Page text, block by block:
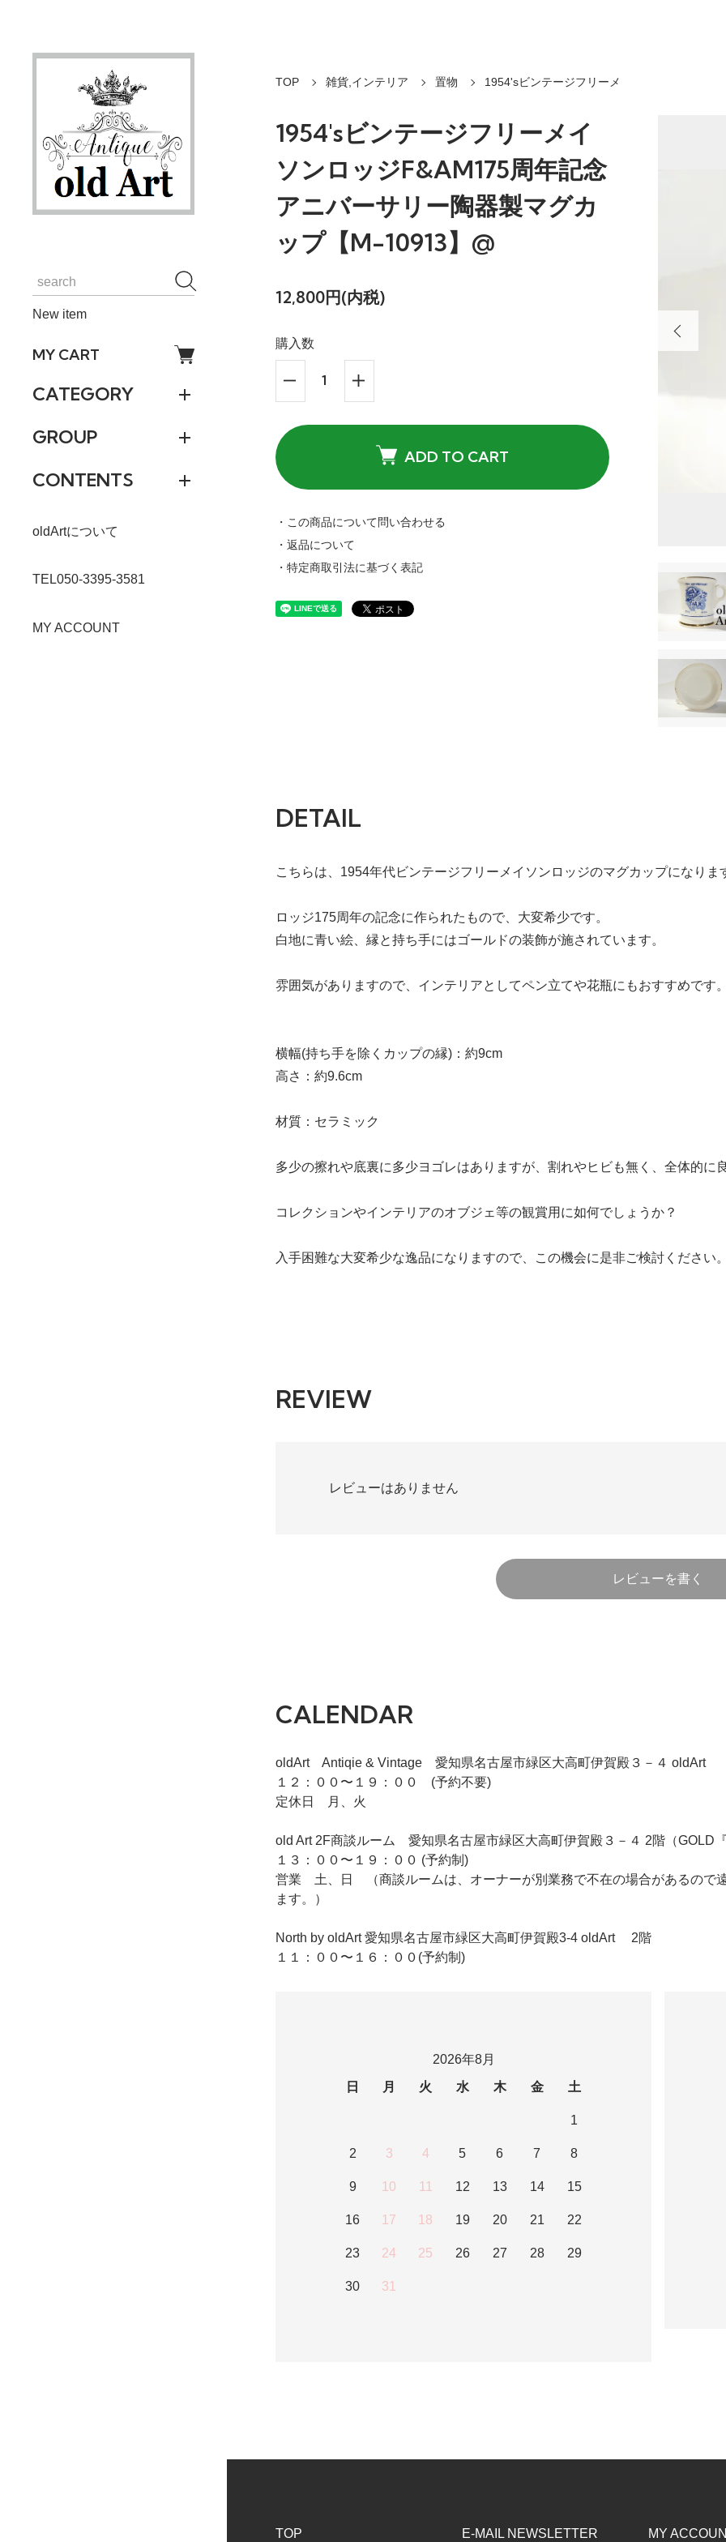
New item
MY CART
CATEGORY
GROUP
CONTENTS
oldArtについて
TEL050-3395-3581
MY ACCOUNT
TOP 雑貨,インテリア 置物 1954'sビンテージフリーメ
1954'sビンテージフリーメイ
ソンロッジF&AM175周年記念
アニバーサリー陶器製マグカ
ップ【M-10913】@
12,800円(内税)
購入数
ADD TO CART
・この商品について問い合わせる
・返品について
・特定商取引法に基づく表記
DETAIL
こちらは、1954年代ビンテージフリーメイソンロッジのマグカップになりま
ロッジ175周年の記念に作られたもので、大変希少です。
白地に青い絵、縁と持ち手にはゴールドの装飾が施されています。
雰囲気がありますので、インテリアとしてペン立てや花瓶にもおすすめです
横幅(持ち手を除くカップの縁)：約9cm
高さ：約9.6cm
材質：セラミック
多少の擦れや底裏に多少ヨゴレはありますが、割れやヒビも無く、全体的に
コレクションやインテリアのオブジェ等の観賞用に如何でしょうか？
入手困難な大変希少な逸品になりますので、この機会に是非ご検討ください
REVIEW
レビューはありません
レビューを書く
CALENDAR
oldArt Antiqie & Vintage 愛知県名古屋市緑区大高町伊賀殿３－４ oldArt
１２：００〜１９：００ (予約不要)
定休日 月、火
old Art 2F商談ルーム 愛知県名古屋市緑区大高町伊賀殿３－４ 2階（GOLD
１３：００〜１９：００ (予約制)
営業 土、日 （商談ルームは、オーナーが別業務で不在の場合があるので
ます。）
North by oldArt 愛知県名古屋市緑区大高町伊賀殿3-4 oldArt 2階
１１：００〜１６：００(予約制)
2026年8月
日
月 火 水 木 金 土
1
2 3 4 5 6 7 8
9 10 11 12 13 14 15
16 17 18 19 20 21 22
23 24 25 26 27 28 29
30 31
TOP E-MAIL NEWSLETTER MY